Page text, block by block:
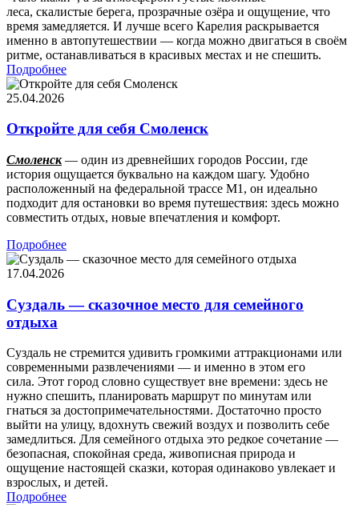
леса, скалистые берега, прозрачные озёра и ощущение, что
время замедляется. И лучше всего Карелия раскрывается
именно в автопутешествии — когда можно двигаться в своём
ритме, останавливаться в красивых местах и не спешить.
Подробнее
25.04.2026
Откройте для себя Смоленск
Смоленск— один из древнейших городов России, где
история ощущается буквально на каждом шагу. Удобно
расположенный на федеральной трассе М1, он идеально
подходит для остановки во время путешествия: здесь можно
совместить отдых, новые впечатления и комфорт.
Подробнее
17.04.2026
Суздаль — сказочное место для семейного
отдыха
Суздаль не стремится удивить громкими аттракционами или
современными развлечениями — и именно в этом его
сила. Этот город словно существует вне времени: здесь не
нужно спешить, планировать маршрут по минутам или
гнаться за достопримечательностями. Достаточно просто
выйти на улицу, вдохнуть свежий воздух и позволить себе
замедлиться. Для семейного отдыха это редкое сочетание —
безопасная, спокойная среда, живописная природа и
ощущение настоящей сказки, которая одинаково увлекает и
взрослых, и детей.
Подробнее